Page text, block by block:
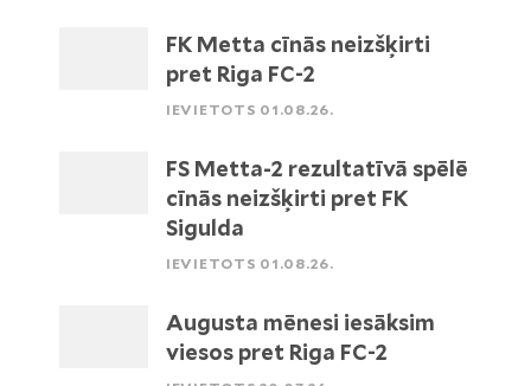
FK Metta cīnās neizšķirti
pret Riga FC-2
IEVIETOTS 01.08.26.
FS Metta-2 rezultatīvā spēlē
cīnās neizšķirti pret FK
Sigulda
IEVIETOTS 01.08.26.
Augusta mēnesi iesāksim
viesos pret Riga FC-2